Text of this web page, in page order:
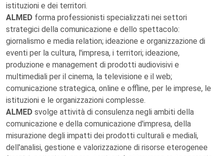
istituzioni e dei territori.
ALMED forma professionisti specializzati nei settori
strategici della comunicazione e dello spettacolo:
giornalismo e media relation; ideazione e organizzazione di
eventi per la cultura, l'impresa, i territori; ideazione,
produzione e management di prodotti audiovisivi e
multimediali per il cinema, la televisione e il web;
comunicazione strategica, online e offline, per le imprese, le
istituzioni e le organizzazioni complesse.
ALMED svolge attività di consulenza negli ambiti della
comunicazione e della comunicazione d'impresa, della
misurazione degli impatti dei prodotti culturali e mediali,
dell'analisi, gestione e valorizzazione di risorse eterogenee